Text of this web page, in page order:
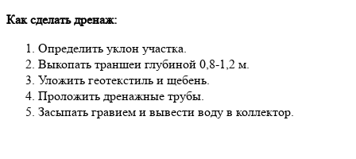
Как сделать дренаж:
Определить уклон участка.
Выкопать траншеи глубиной 0,8-1,2 м.
Уложить геотекстиль и щебень.
Проложить дренажные трубы.
Засыпать гравием и вывести воду в коллектор.